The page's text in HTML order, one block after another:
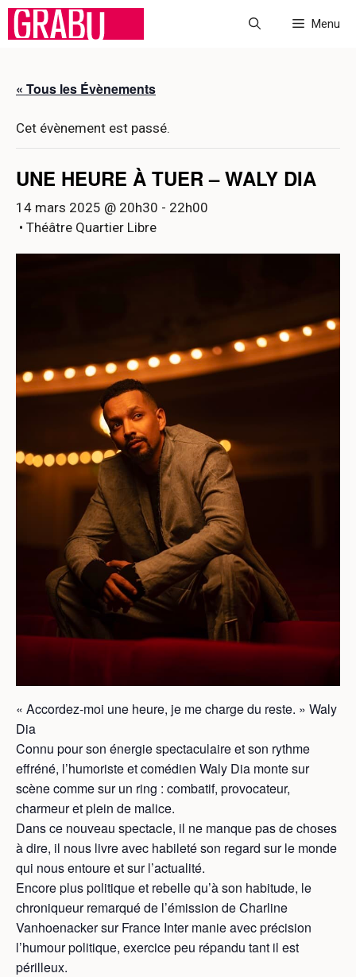
Aller
Menu
« Tous les Évènements
Cet évènement est passé.
UNE HEURE À TUER – WALY DIA
14 mars 2025 @ 20h30 - 22h00
• Théâtre Quartier Libre
« Accordez-moi une heure, je me charge du reste. » Waly
Dia
Connu pour son énergie spectaculaire et son rythme
effréné, l’humoriste et comédien Waly Dia monte sur
scène comme sur un ring : combatif, provocateur,
charmeur et plein de malice.
Dans ce nouveau spectacle, il ne manque pas de choses
à dire, il nous livre avec habileté son regard sur le monde
qui nous entoure et sur l’actualité.
Encore plus politique et rebelle qu’à son habitude, le
chroniqueur remarqué de l’émission de Charline
Vanhoenacker sur France Inter manie avec précision
l’humour politique, exercice peu répandu tant il est
périlleux.